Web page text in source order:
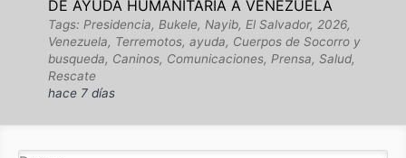
DE AYUDA HUMANITARIA A VENEZUELA
Tags: Presidencia, Bukele, Nayib, El Salvador, 2026,
Venezuela, Terremotos, ayuda, Cuerpos de Socorro y
busqueda, Caninos, Comunicaciones, Prensa, Salud,
Rescate
hace 7 días